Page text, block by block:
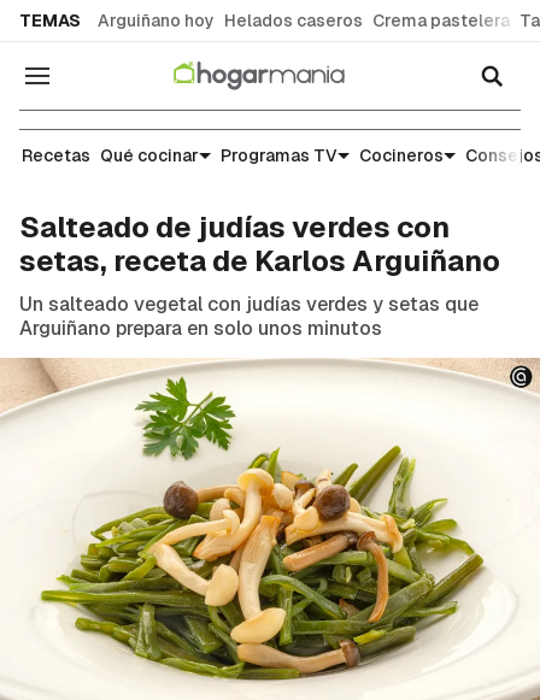
TEMAS Arguiñano hoy Helados caseros Crema pastelera
Navegación
Recetas
Recetas Qué cocinar Programas TV Cocineros
Salteado de judías verdes con
setas, receta de Karlos Arguiñano
Un salteado vegetal con judías verdes y setas que
Arguiñano prepara en solo unos minutos